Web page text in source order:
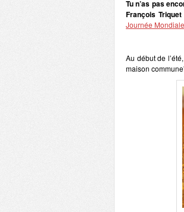
Tu n’as pas
François Triquet
Journée
Au début de
maison